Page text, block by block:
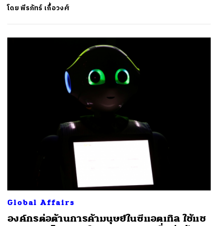
โดยพีรภัทร์ เกื้อวงศ์
Global Affairs
องค์กรต่อต้านการค้ามนุษย์ในซีแอตเทิล ใช้แช